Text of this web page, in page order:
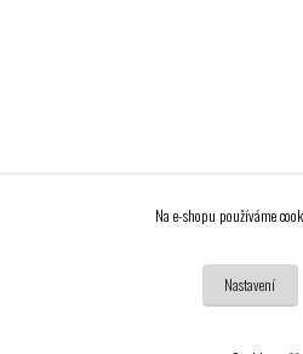
Na e-shopu používáme
Nastavení